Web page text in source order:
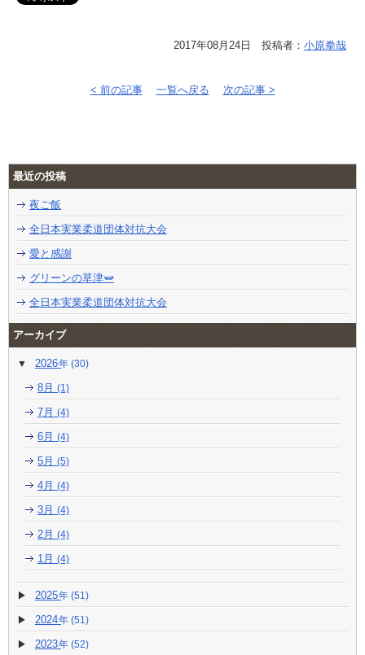
2017年08月24日 投稿者： 小原拳哉
< 前の記事 一覧へ戻る 次の記事 >
最近の投稿
夜ご飯
全日本実業柔道団体対抗大会
愛と感謝
グリーンの草津🫛
全日本実業柔道団体対抗大会
アーカイブ
2026 (30)
8月 (1)
7月 (4)
6月 (4)
5月 (5)
4月 (4)
3月 (4)
2月 (4)
1月 (4)
2025 (51)
2024 (51)
2023 (52)